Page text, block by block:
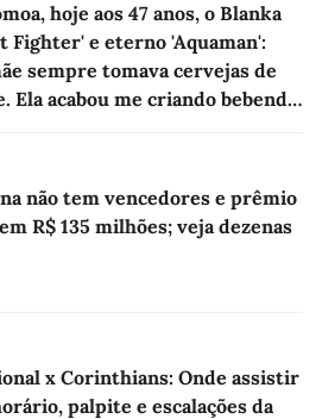
hoje aos 47 anos, o Blanka
Fighter' e eterno 'Aquaman':
sempre tomava cervejas de
Ela acabou me criando bebendo
não tem vencedores e prêmio
R$ 135 milhões; veja dezenas
x Corinthians: Onde assistir
palpite e escalações da